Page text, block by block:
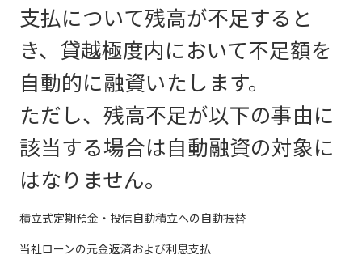
支払について残高が不足すると
き、貸越極度内において不足額を
自動的に融資いたします。
ただし、残高不足が以下の事由に
該当する場合は自動融資の対象に
はなりません。
積立式定期預金・投信自動積立への自動振替
当社ローンの元金返済および利息支払